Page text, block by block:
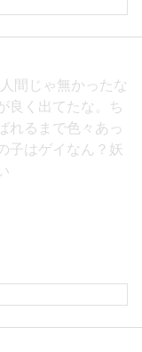
間じゃ無かったな
良く出てたな。ち
れるまで色々あっ
子はゲイなん？妖